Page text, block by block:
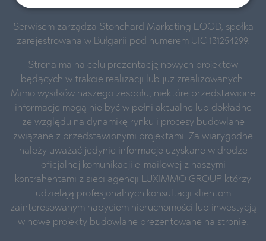
Serwisem zarządza Stonehard Marketing EOOD, spółka
zarejestrowana w Bułgarii pod numerem UIC 131254299.
Strona ma na celu prezentację nowych projektów
będących w trakcie realizacji lub już zrealizowanych.
Mimo wysiłków naszego zespołu, niektóre przedstawione
informacje mogą nie być w pełni aktualne lub dokładne
ze względu na dynamikę rynku i procesy budowlane
związane z przedstawionymi projektami. Za wiarygodne
należy uważać jedynie informacje uzyskane w drodze
oficjalnej komunikacji e-mailowej z naszymi
kontrahentami z sieci agencji LUXIMMO GROUP którzy
udzielają profesjonalnych konsultacji klientom
zainteresowanym nabyciem nieruchomości lub inwestycją
w nowe projekty budowlane prezentowane na stronie.